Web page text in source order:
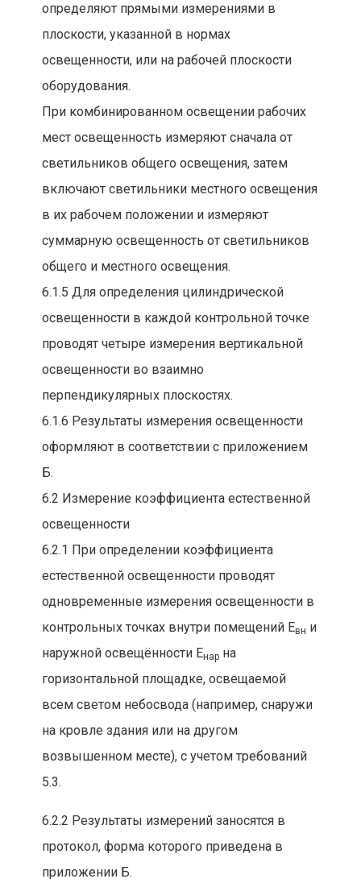
определяют прямыми измерениями в
плоскости, указанной в нормах
освещенности, или на рабочей плоскости
оборудования.
При комбинированном освещении рабочих
мест освещенность измеряют сначала от
светильников общего освещения, затем
включают светильники местного освещения
в их рабочем положении и измеряют
суммарную освещенность от светильников
общего и местного освещения.
6.1.5 Для определения цилиндрической
освещенности в каждой контрольной точке
проводят четыре измерения вертикальной
освещенности во взаимно
перпендикулярных плоскостях.
6.1.6 Результаты измерения освещенности
оформляют в соответствии с приложением
Б.
6.2 Измерение коэффициента естественной
освещенности
6.2.1 При определении коэффициента
естественной освещенности проводят
одновременные измерения освещенности в
контрольных точках внутри помещений Евн и
наружной освещённости Енарна
горизонтальной площадке, освещаемой
всем светом небосвода (например, снаружи
на кровле здания или на другом
возвышенном месте), с учетом требований
5.3.
6.2.2 Результаты измерений заносятся в
протокол, форма которого приведена в
приложении Б.